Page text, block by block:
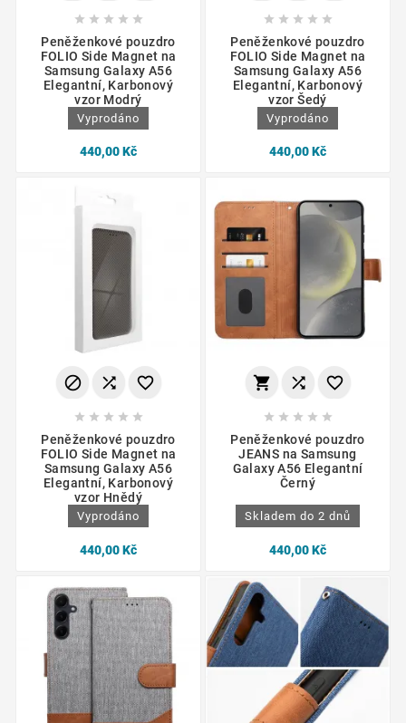
    
Peněženkové pouzdro
FOLIO Side Magnet na
Samsung Galaxy A56
Elegantní, Karbonový
vzor Modrý
Vyprodáno
440,00 Kč
    
Peněženkové pouzdro
FOLIO Side Magnet na
Samsung Galaxy A56
Elegantní, Karbonový
vzor Šedý
Vyprodáno
440,00 Kč
  
    
Peněženkové pouzdro
FOLIO Side Magnet na
Samsung Galaxy A56
Elegantní, Karbonový
vzor Hnědý
Vyprodáno
440,00 Kč
  
    
Peněženkové pouzdro
JEANS na Samsung
Galaxy A56 Elegantní
Černý
Skladem do 2 dnů
440,00 Kč